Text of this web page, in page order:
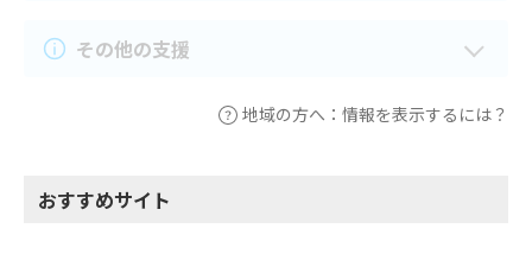
その他の支援
地域の方へ：情報を表示するには？
おすすめサイト